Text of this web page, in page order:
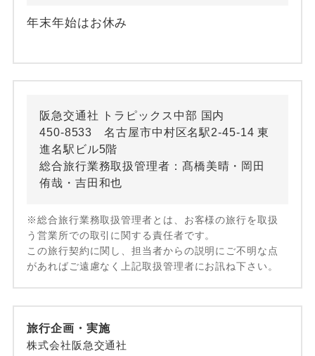
年末年始はお休み
阪急交通社 トラピックス中部 国内
450-8533 名古屋市中村区名駅2-45-14 東
進名駅ビル5階
総合旅行業務取扱管理者：髙橋美晴・岡田
侑哉・吉田和也
※総合旅行業務取扱管理者とは、お客様の旅行を取扱
う営業所での取引に関する責任者です。
この旅行契約に関し、担当者からの説明にご不明な点
があればご遠慮なく上記取扱管理者にお訊ね下さい。
旅行企画・実施
株式会社阪急交通社